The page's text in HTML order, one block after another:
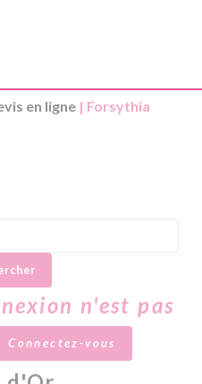
en ligne | Forsythia
n'est pas
Connectez-vous